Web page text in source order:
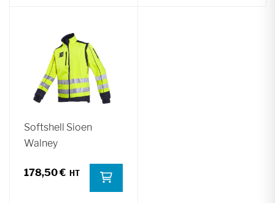
Softshell Sioen
Walney
178,50 €